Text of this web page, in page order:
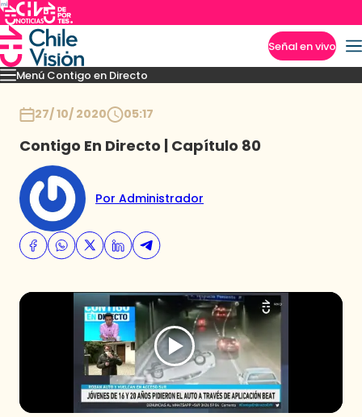
Señal en vivo
Menú Contigo en Directo
Momentos Novedades
27/ 10/ 2020 05:17
Contigo En Directo | Capítulo 80
Por Administrador
Imperdibles
Programas
Club De La Comedia